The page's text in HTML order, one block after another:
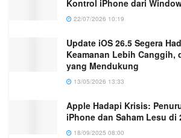
Kontrol iPhone dari
22/07/2026 10:19
Update iOS 26.5 Segera
Keamanan Lebih Canggih,
yang Mendukung
13/05/2026 13:33
Apple Hadapi Krisis:
iPhone dan Saham Lesu di
18/09/2025 08:00